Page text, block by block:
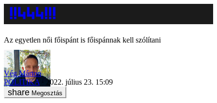
Az egyetlen női főispánt is főispánnak kell szólítani
Vég Márton
POLITIKA
2022. július 23. 15:09
Megosztás